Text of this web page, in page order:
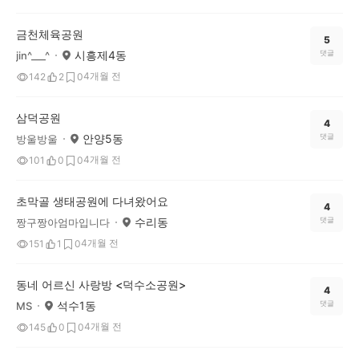
금천체육공원
jin^___^ 시흥제4동
142 2 04개월 전
5
댓글
삼덕공원
방울방울 안양5동
101 0 04개월 전
4
댓글
초막골 생태공원에 다녀왔어요
짱구짱아엄마입니다 수리동
151 1 04개월 전
4
댓글
동네 어르신 사랑방 <덕수소공원>
MS 석수1동
145 0 04개월 전
4
댓글